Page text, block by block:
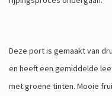
Deze port is gemaakt van
en heeft een gemiddelde
met groene tinten. Mooie